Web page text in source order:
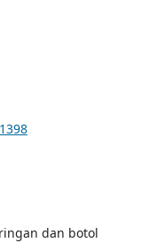
dan botol